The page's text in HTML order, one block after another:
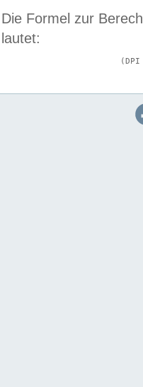
Die Formel zur
lautet: